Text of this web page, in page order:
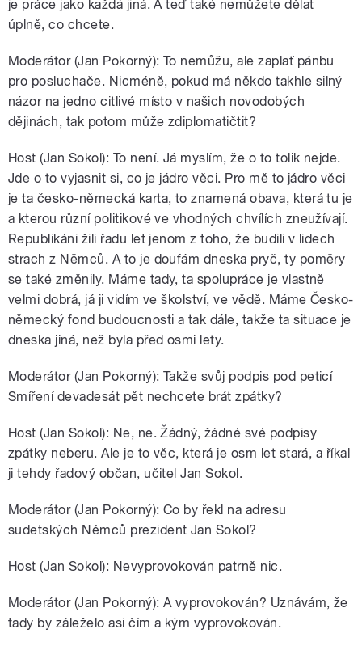
je práce jako každá jiná. A teď také nemůžete dělat
úplně, co chcete.
Moderátor (Jan Pokorný): To nemůžu, ale zaplať pánbu
pro posluchače. Nicméně, pokud má někdo takhle silný
názor na jedno citlivé místo v našich novodobých
dějinách, tak potom může zdiplomatičtit?
Host (Jan Sokol): To není. Já myslím, že o to tolik nejde.
Jde o to vyjasnit si, co je jádro věci. Pro mě to jádro věci
je ta česko-německá karta, to znamená obava, která tu je
a kterou různí politikové ve vhodných chvílích zneužívají.
Republikáni žili řadu let jenom z toho, že budili v lidech
strach z Němců. A to je doufám dneska pryč, ty poměry
se také změnily. Máme tady, ta spolupráce je vlastně
velmi dobrá, já ji vidím ve školství, ve vědě. Máme Česko-
německý fond budoucnosti a tak dále, takže ta situace je
dneska jiná, než byla před osmi lety.
Moderátor (Jan Pokorný): Takže svůj podpis pod peticí
Smíření devadesát pět nechcete brát zpátky?
Host (Jan Sokol): Ne, ne. Žádný, žádné své podpisy
zpátky neberu. Ale je to věc, která je osm let stará, a říkal
ji tehdy řadový občan, učitel Jan Sokol.
Moderátor (Jan Pokorný): Co by řekl na adresu
sudetských Němců prezident Jan Sokol?
Host (Jan Sokol): Nevyprovokován patrně nic.
Moderátor (Jan Pokorný): A vyprovokován? Uznávám, že
tady by záleželo asi čím a kým vyprovokován.